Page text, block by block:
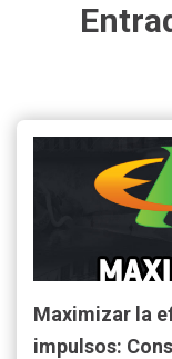
Maximizar la
impulsos: